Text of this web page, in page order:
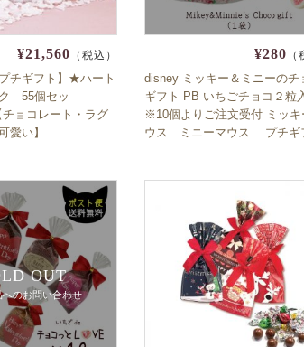
¥21,560 （税込）
チギフト】★ハート
55個セッ
チョコレート・ラグ
愛い】
¥280 （
disney ミッキー＆ミニーのチ
ギフト PB いちごチョコ２粒
※10個よりご注文受付 ミッキ
ウス ミニーマウス プチギ
OUT
へのお問い合わせ